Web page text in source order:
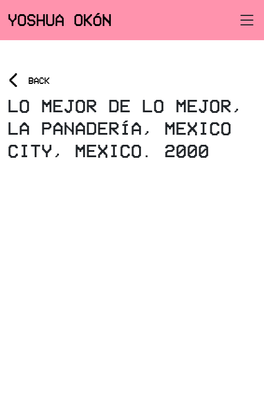
YOSHUA OKÓN
< BACK
LO MEJOR DE LO MEJOR,
LA PANADERÍA, MEXICO
CITY, MEXICO. 2000